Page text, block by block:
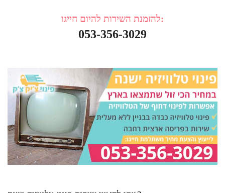
להזמנת השירות להיום חייגו:
053-356-3029